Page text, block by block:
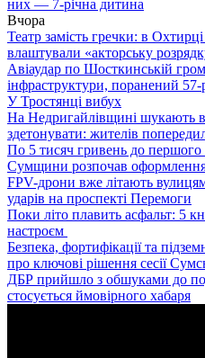
них — 7-річна дитина
Вчора
Театр замість гречки: в
влаштували «акторську
Авіаудар по Шосткинській
інфраструктури, поранений 57-
У Тростянці вибух
На Недригайлівщині шукають
здетонувати: жителів
По 5 тисяч гривень до
Сумщини розпочав
FPV-дрони вже літають
ударів на проспекті Перемоги
Поки літо плавить асфальт: 5
настроєм
Безпека, фортифікації та
про ключові рішення сесії
ДБР прийшло з обшуками до
стосується ймовірного хабаря